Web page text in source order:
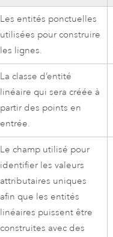
Les entités ponctuelles
utilisées pour construire
les lignes.
La classe d’entité
linéaire qui sera créée à
partir des points en
entrée.
Le champ utilisé pour
identifier les valeurs
attributaires uniques
afin que les entités
linéaires puissent être
construites avec des